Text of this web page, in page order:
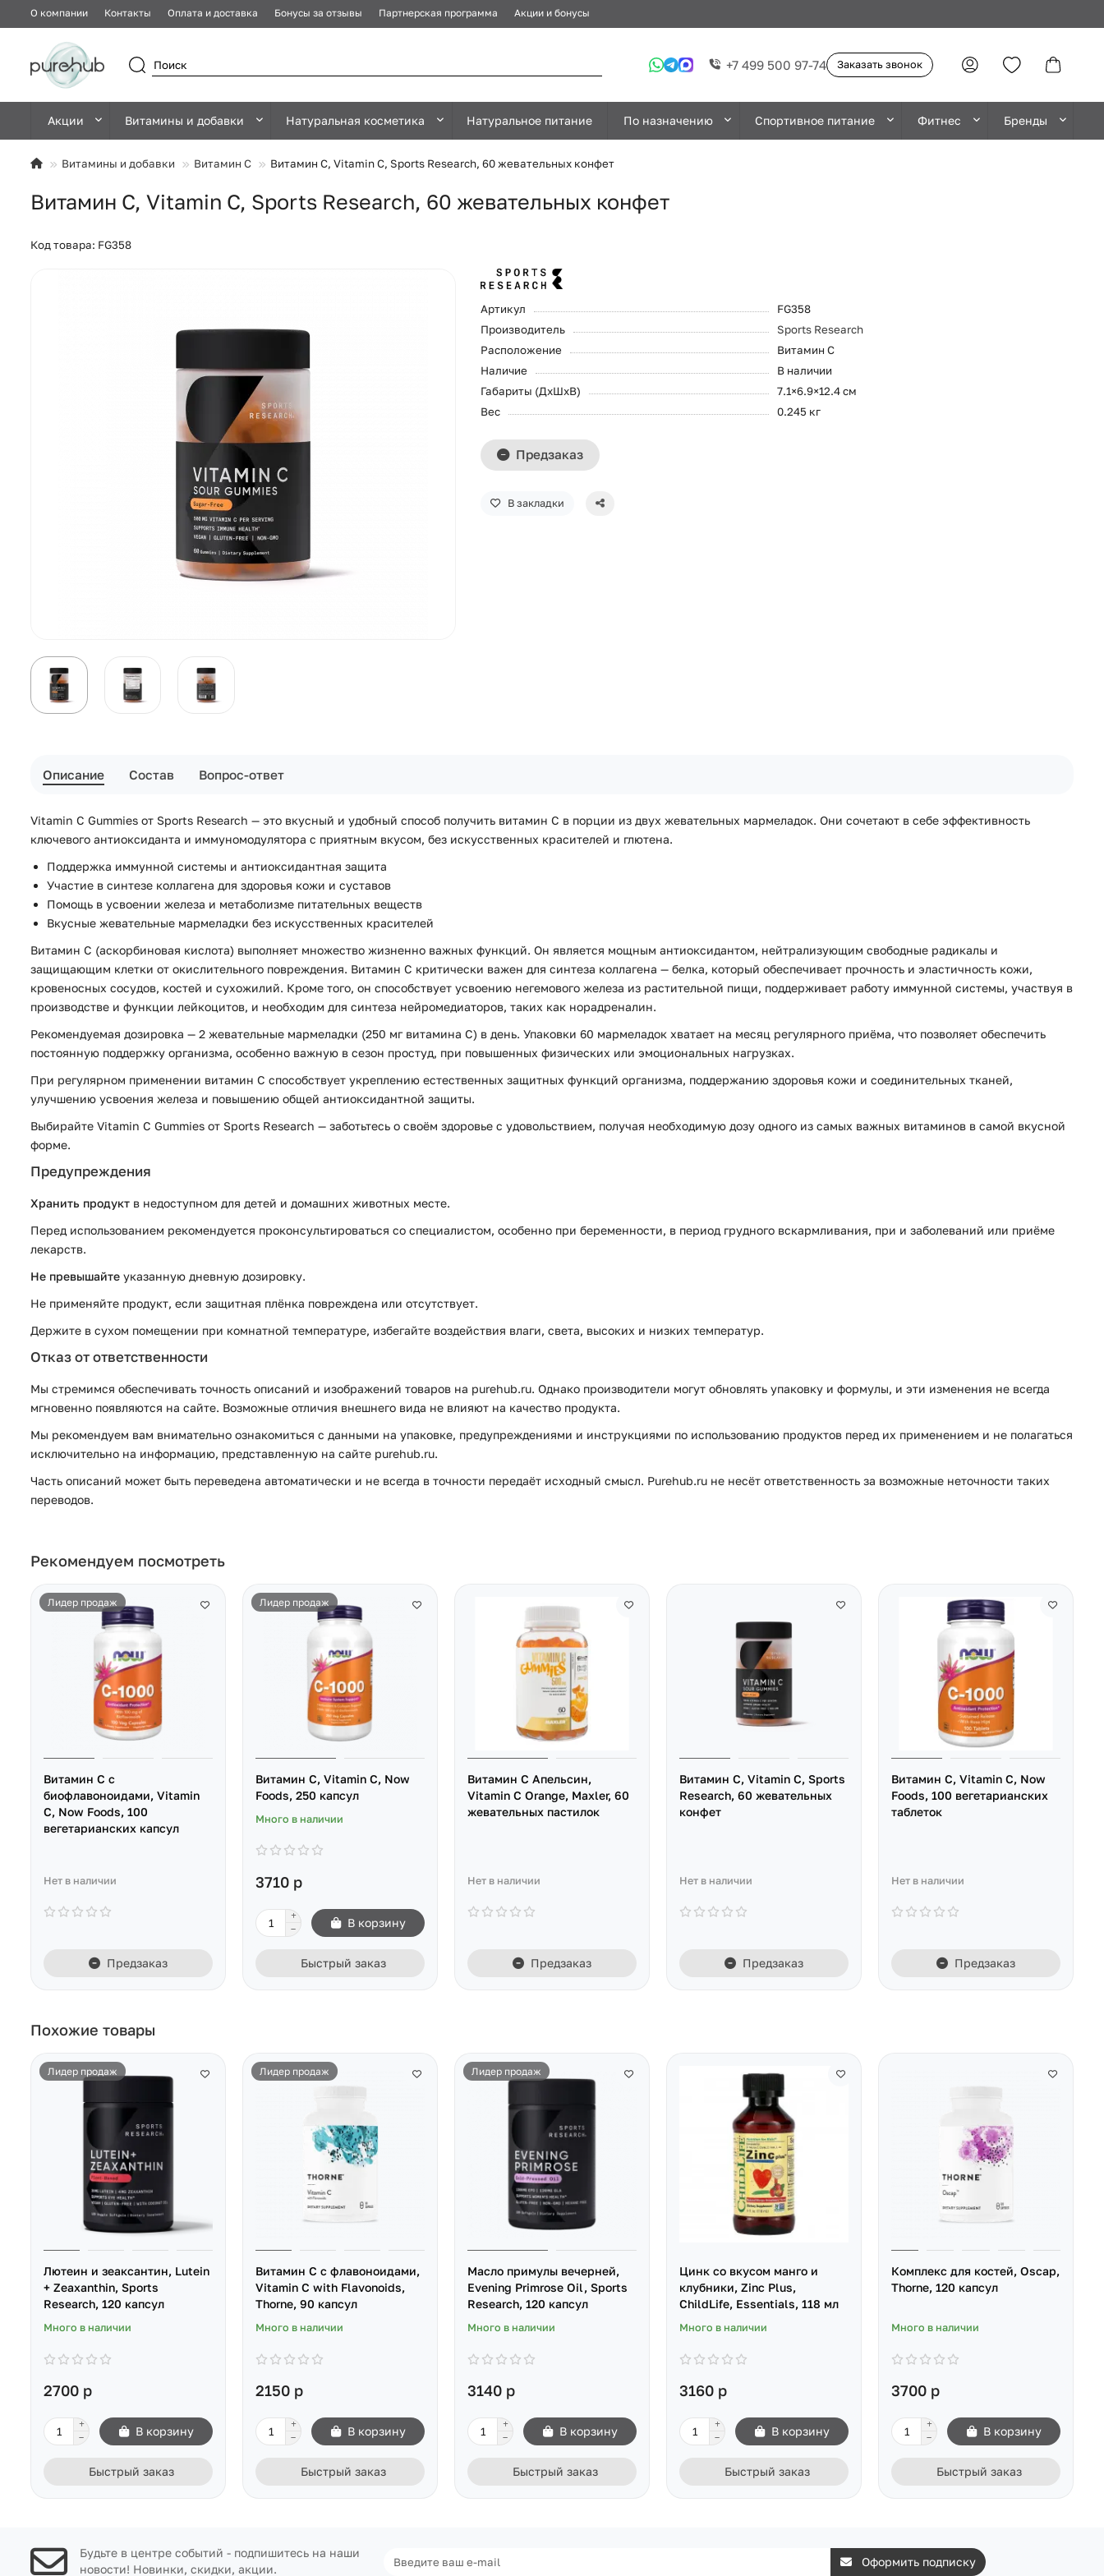
О компании Контакты Оплата и доставка Бонусы за отзывы Партнерская программа Акции и бонусы
+7 499 500 97-74 Заказать звонок
Акции Витамины и добавки Натуральная косметика Натуральное питание По назначению Спортивное питание Фитнес Бренды
Витамины и добавки Витамин C Витамин C, Vitamin C, Sports Research, 60 жевательных конфет
Витамин C, Vitamin C, Sports Research, 60 жевательных конфет
Код товара: FG358
Артикул
FG358
Производитель
Sports Research
Расположение
Витамин C
Наличие
В наличии
Габариты (ДхШхВ)
7.1×6.9×12.4 см
Вес
0.245 кг
Предзаказ
В закладки
Описание Состав Вопрос-ответ
Vitamin C Gummies от Sports Research — это вкусный и удобный способ получить витамин С в порции из двух жевательных мармеладок. Они сочетают в себе эффективность
ключевого антиоксиданта и иммуномодулятора с приятным вкусом, без искусственных красителей и глютена.
Поддержка иммунной системы и антиоксидантная защита
Участие в синтезе коллагена для здоровья кожи и суставов
Помощь в усвоении железа и метаболизме питательных веществ
Вкусные жевательные мармеладки без искусственных красителей
Витамин C (аскорбиновая кислота) выполняет множество жизненно важных функций. Он является мощным антиоксидантом, нейтрализующим свободные радикалы и
защищающим клетки от окислительного повреждения. Витамин C критически важен для синтеза коллагена — белка, который обеспечивает прочность и эластичность кожи,
кровеносных сосудов, костей и сухожилий. Кроме того, он способствует усвоению негемового железа из растительной пищи, поддерживает работу иммунной системы, участвуя в
производстве и функции лейкоцитов, и необходим для синтеза нейромедиаторов, таких как норадреналин.
Рекомендуемая дозировка — 2 жевательные мармеладки (250 мг витамина С) в день. Упаковки 60 мармеладок хватает на месяц регулярного приёма, что позволяет обеспечить
постоянную поддержку организма, особенно важную в сезон простуд, при повышенных физических или эмоциональных нагрузках.
При регулярном применении витамин C способствует укреплению естественных защитных функций организма, поддержанию здоровья кожи и соединительных тканей,
улучшению усвоения железа и повышению общей антиоксидантной защиты.
Выбирайте Vitamin C Gummies от Sports Research — заботьтесь о своём здоровье с удовольствием, получая необходимую дозу одного из самых важных витаминов в самой вкусной
форме.
Предупреждения
Хранить продукт в недоступном для детей и домашних животных месте.
Перед использованием рекомендуется проконсультироваться со специалистом, особенно при беременности, в период грудного вскармливания, при и заболеваний или приёме
лекарств.
Не превышайте указанную дневную дозировку.
Не применяйте продукт, если защитная плёнка повреждена или отсутствует.
Держите в сухом помещении при комнатной температуре, избегайте воздействия влаги, света, высоких и низких температур.
Отказ от ответственности
Мы стремимся обеспечивать точность описаний и изображений товаров на purehub.ru. Однако производители могут обновлять упаковку и формулы, и эти изменения не всегда
мгновенно появляются на сайте. Возможные отличия внешнего вида не влияют на качество продукта.
Мы рекомендуем вам внимательно ознакомиться с данными на упаковке, предупреждениями и инструкциями по использованию продуктов перед их применением и не полагаться
исключительно на информацию, представленную на сайте purehub.ru.
Часть описаний может быть переведена автоматически и не всегда в точности передаёт исходный смысл. Purehub.ru не несёт ответственность за возможные неточности таких
переводов.
Рекомендуем посмотреть
Лидер продаж
Витамин C с
биофлавоноидами, Vitamin
C, Now Foods, 100
вегетарианских капсул
Нет в наличии
Предзаказ
Лидер продаж
Витамин C, Vitamin C, Now
Foods, 250 капсул
Много в наличии
3710 р
В корзину
Быстрый заказ
Витамин C Апельсин,
Vitamin C Orange, Maxler, 60
жевательных пастилок
Нет в наличии
Предзаказ
Витамин C, Vitamin C, Sports
Research, 60 жевательных
конфет
Нет в наличии
Предзаказ
Витамин C, Vitamin C, Now
Foods, 100 вегетарианских
таблеток
Нет в наличии
Предзаказ
Похожие товары
Лидер продаж
Лютеин и зеаксантин, Lutein
+ Zeaxanthin, Sports
Research, 120 капсул
Много в наличии
2700 р
В корзину
Быстрый заказ
Лидер продаж
Витамин С с флавоноидами,
Vitamin C with Flavonoids,
Thorne, 90 капсул
Много в наличии
2150 р
В корзину
Быстрый заказ
Лидер продаж
Масло примулы вечерней,
Evening Primrose Oil, Sports
Research, 120 капсул
Много в наличии
3140 р
В корзину
Быстрый заказ
Цинк со вкусом манго и
клубники, Zinc Plus,
ChildLife, Essentials, 118 мл
Много в наличии
3160 р
В корзину
Быстрый заказ
Комплекс для костей, Oscap,
Thorne, 120 капсул
Много в наличии
3700 р
В корзину
Быстрый заказ
Будьте в центре событий - подпишитесь на наши
новости! Новинки, скидки, акции.
Оформить подписку